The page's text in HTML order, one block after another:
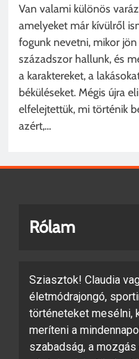
Van valami különös
amelyeket már kívülről
fogunk nevetni, mikor
századszor hallunk, és
a karaktereket, a
béküléseket. Mégis újra
elfelejtettük, mi történik
azért,…
Rólam
Sziasztok! Claudia
életmódrajongó,
történeteket mesélni,
meríteni a
szabadság, a